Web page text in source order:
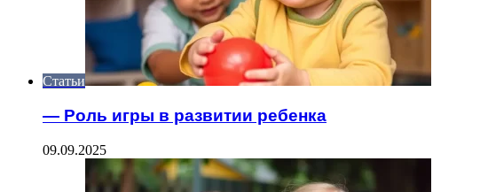
Статьи
— Роль игры в развитии ребенка
09.09.2025